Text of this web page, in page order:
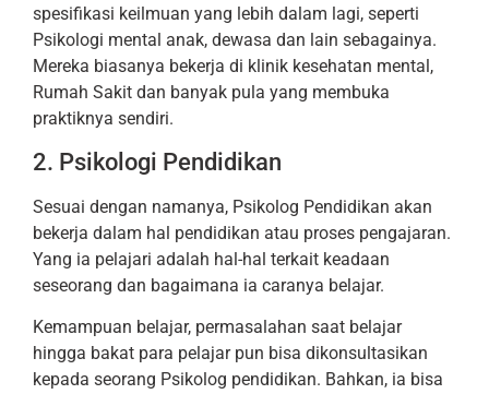
spesifikasi keilmuan yang lebih dalam lagi, seperti
Psikologi mental anak, dewasa dan lain sebagainya.
Mereka biasanya bekerja di klinik kesehatan mental,
Rumah Sakit dan banyak pula yang membuka
praktiknya sendiri.
2. Psikologi Pendidikan
Sesuai dengan namanya, Psikolog Pendidikan akan
bekerja dalam hal pendidikan atau proses pengajaran.
Yang ia pelajari adalah hal-hal terkait keadaan
seseorang dan bagaimana ia caranya belajar.
Kemampuan belajar, permasalahan saat belajar
hingga bakat para pelajar pun bisa dikonsultasikan
kepada seorang Psikolog pendidikan. Bahkan, ia bisa